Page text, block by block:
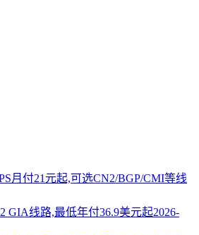
月付21元起,可选CN2/BGP/CMI等线
GIA线路,最低年付36.9美元起2026-